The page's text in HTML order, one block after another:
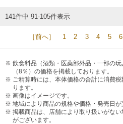
141件中 91-105件表示
［前へ］ 1 2 3 4 5 6
飲食料品（酒類・医薬部外品・一部の
（8％）の価格を掲載しております。
ご精算時には、本体価格の合計に消費
ります。
画像はイメージです。
地域により商品の規格や価格・発売日が
掲載商品は、店舗により取り扱いがな
がございます。